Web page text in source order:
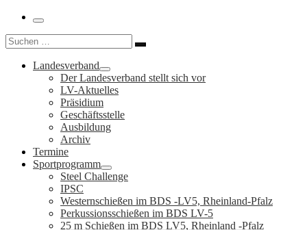
Menü
Suche
Suchen …
Landesverband
Der Landesverband stellt sich vor
LV-Aktuelles
Präsidium
Geschäftsstelle
Ausbildung
Archiv
Termine
Sportprogramm
Steel Challenge
IPSC
Westernschießen im BDS -LV5, Rheinland-Pfalz
Perkussionsschießen im BDS LV-5
25 m Schießen im BDS LV5, Rheinland -Pfalz